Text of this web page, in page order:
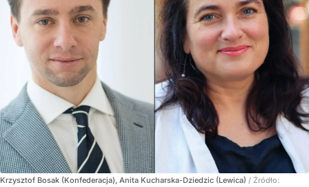
Krzysztof Bosak (Konfederacja), Anita Kucharska-Dziedzic (Lewica) / Źródło: